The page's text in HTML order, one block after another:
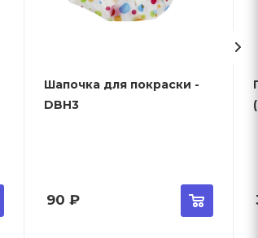
Шапочка для покраски -
DBH3
90 ₽